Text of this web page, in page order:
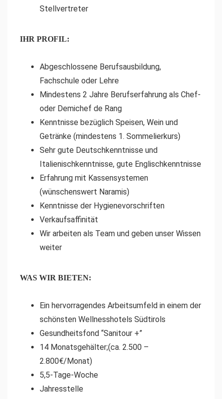
Stellvertreter
IHR PROFIL:
Abgeschlossene Berufsausbildung,
Fachschule oder Lehre
Mindestens 2 Jahre Berufserfahrung als Chef-
oder Demichef de Rang
Kenntnisse bezüglich Speisen, Wein und
Getränke (mindestens 1. Sommelierkurs)
Sehr gute Deutschkenntnisse und
Italienischkenntnisse, gute Englischkenntnisse
Erfahrung mit Kassensystemen
(wünschenswert Naramis)
Kenntnisse der Hygienevorschriften
Verkaufsaffinität
Wir arbeiten als Team und geben unser Wissen
weiter
WAS WIR BIETEN:
Ein hervorragendes Arbeitsumfeld in einem der
schönsten Wellnesshotels Südtirols
Gesundheitsfond “Sanitour +”
14 Monatsgehälter;(ca. 2.500 –
2.800€/Monat)
5,5-Tage-Woche
Jahresstelle